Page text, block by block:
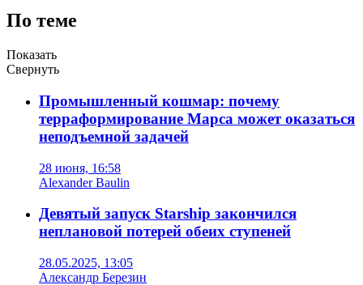
По теме
Показать
Свернуть
Промышленный кошмар: почему
терраформирование Марса может оказаться
неподъемной задачей
28 июня, 16:58
Alexander Baulin
Девятый запуск Starship закончился
неплановой потерей обеих ступеней
28.05.2025, 13:05
Александр Березин